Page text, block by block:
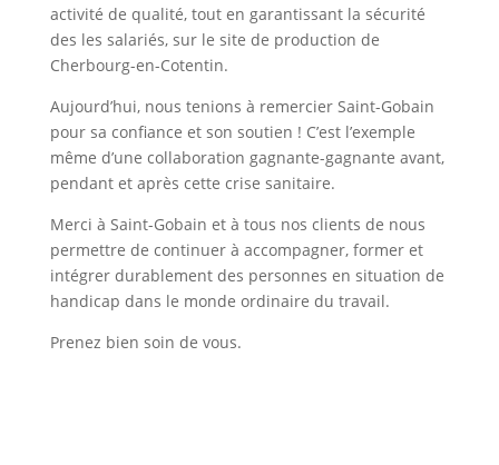
activité de qualité, tout en garantissant la sécurité
des les salariés, sur le site de production de
Cherbourg-en-Cotentin.
Aujourd’hui, nous tenions à remercier Saint-Gobain
pour sa confiance et son soutien ! C’est l’exemple
même d’une collaboration gagnante-gagnante avant,
pendant et après cette crise sanitaire.
Merci à Saint-Gobain et à tous nos clients de nous
permettre de continuer à accompagner, former et
intégrer durablement des personnes en situation de
handicap dans le monde ordinaire du travail.
Prenez bien soin de vous.